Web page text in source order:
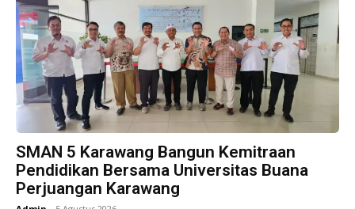
SMAN 5 Karawang Bangun Kemitraan
Pendidikan Bersama Universitas Buana
Perjuangan Karawang